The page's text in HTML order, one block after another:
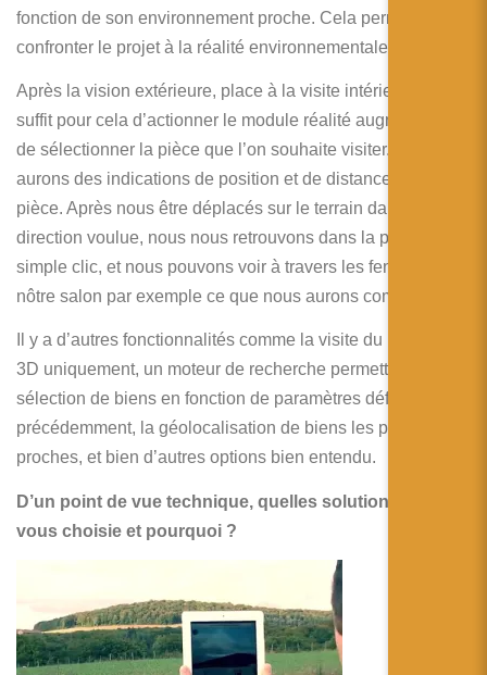
fonction de son environnement proche. Cela permet de
confronter le projet à la réalité environnementale du terrain.
Après la vision extérieure, place à la visite intérieure. Il
suffit pour cela d’actionner le module réalité augmentée et
de sélectionner la pièce que l’on souhaite visiter. Nous
aurons des indications de position et de distance de la
pièce. Après nous être déplacés sur le terrain dans la
direction voulue, nous nous retrouvons dans la pièce. Un
simple clic, et nous pouvons voir à travers les fenêtres de
nôtre salon par exemple ce que nous aurons comme vue.
Il y a d’autres fonctionnalités comme la visite du modèle
3D uniquement, un moteur de recherche permettant la
sélection de biens en fonction de paramètres définis
précédemment, la géolocalisation de biens les plus
proches, et bien d’autres options bien entendu.
D’un point de vue technique, quelles solutions avez-
vous choisie et pourquoi ?